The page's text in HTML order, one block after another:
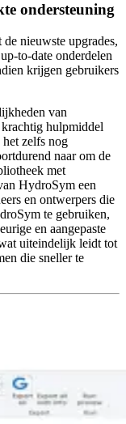
ondersteuning
nieuwste upgrades,
to-date onderdelen
krijgen gebruikers
van
hulpmiddel
zelfs nog
naar om de
met
HydroSym een
en ontwerpers die
te gebruiken,
en aangepaste
uiteindelijk leidt tot
die sneller te